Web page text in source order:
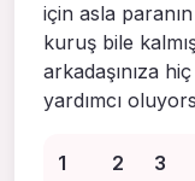
için asla
kuruş bile
arkadaşınıza
yardımcı
1 2 3